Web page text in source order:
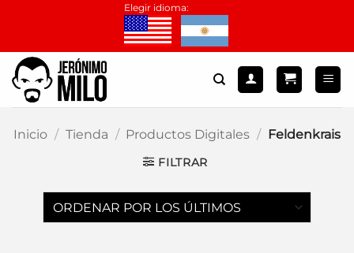
contenido
Elegir idioma:
Inicio / Tienda / Productos Digitales / Feldenkrais
FILTRAR